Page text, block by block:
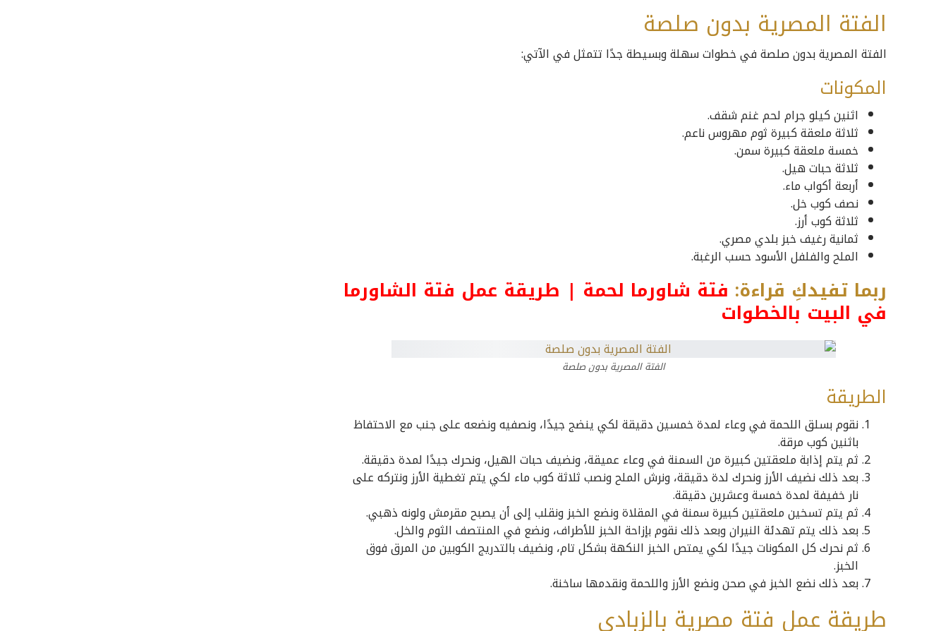
الفتة المصرية بدون صلصة
الفتة المصرية بدون صلصة في خطوات سهلة وبسيطة جدًا تتمثل في الآتي:
المكونات
اثنين كيلو جرام لحم غنم شقف.
ثلاثة ملعقة كبيرة ثوم مهروس ناعم.
خمسة ملعقة كبيرة سمن.
ثلاثة حبات هيل.
أربعة أكواب ماء.
نصف كوب خل.
ثلاثة كوب أرز.
ثمانية رغيف خبز بلدي مصري.
الملح والفلفل الأسود حسب الرغبة.
ربما تفيدكِ قراءة: فتة شاورما لحمة | طريقة عمل فتة الشاورما
في البيت بالخطوات
الفتة المصرية بدون صلصة
الطريقة
نقوم بسلق اللحمة في وعاء لمدة خمسين دقيقة لكي ينضج جيدًا، ونصفيه ونضعه على جنب مع الاحتفاظ
باثنين كوب مرقة.
ثم يتم إذابة ملعقتين كبيرة من السمنة في وعاء عميقة، ونضيف حبات الهيل، ونحرك جيدًا لمدة دقيقة.
بعد ذلك نضيف الأرز ونحرك لدة دقيقة، ونرش الملح ونصب ثلاثة كوب ماء لكي يتم تغطية الأرز ونتركه على
نار خفيفة لمدة خمسة وعشرين دقيقة.
ثم يتم تسخين ملعقتين كبيرة سمنة في المقلاة ونضع الخبز ونقلب إلى أن يصبح مقرمش ولونه ذهبي.
بعد ذلك يتم تهدئة النيران وبعد ذلك نقوم بإزاحة الخبز للأطراف، ونضع في المنتصف الثوم والخل.
ثم نحرك كل المكونات جيدًا لكي يمتص الخبز النكهة بشكل تام، ونضيف بالتدريج الكوبين من المرق فوق
الخبز.
بعد ذلك نضع الخبز في صحن ونضع الأرز واللحمة ونقدمها ساخنة.
طريقة عمل فتة مصرية بالزبادي